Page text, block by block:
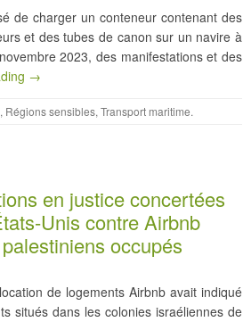
de charger un conteneur contenant des
et des tubes de canon sur un navire à
2023, des manifestations et des
→
, Régions sensibles, Transport maritime.
en justice concertées
Unis contre Airbnb
occupés
de logements Airbnb avait indiqué
situés dans les colonies israéliennes de